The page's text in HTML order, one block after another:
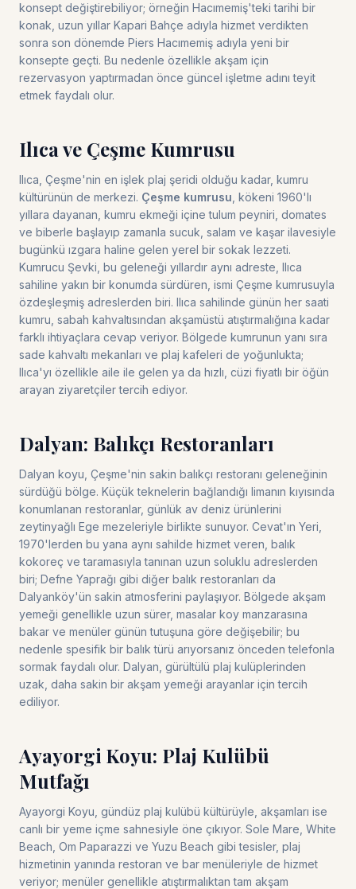
konsept değiştirebiliyor; örneğin Hacımemiş'teki tarihi bir
konak, uzun yıllar Kapari Bahçe adıyla hizmet verdikten
sonra son dönemde Piers Hacımemiş adıyla yeni bir
konsepte geçti. Bu nedenle özellikle akşam için
rezervasyon yaptırmadan önce güncel işletme adını teyit
etmek faydalı olur.
Ilıca ve Çeşme Kumrusu
Ilıca, Çeşme'nin en işlek plaj şeridi olduğu kadar, kumru
kültürünün de merkezi. Çeşme kumrusu , kökeni 1960'lı
yıllara dayanan, kumru ekmeği içine tulum peyniri, domates
ve biberle başlayıp zamanla sucuk, salam ve kaşar ilavesiyle
bugünkü ızgara haline gelen yerel bir sokak lezzeti.
Kumrucu Şevki, bu geleneği yıllardır aynı adreste, Ilıca
sahiline yakın bir konumda sürdüren, ismi Çeşme kumrusuyla
özdeşleşmiş adreslerden biri. Ilıca sahilinde günün her saati
kumru, sabah kahvaltısından akşamüstü atıştırmalığına kadar
farklı ihtiyaçlara cevap veriyor. Bölgede kumrunun yanı sıra
sade kahvaltı mekanları ve plaj kafeleri de yoğunlukta;
Ilıca'yı özellikle aile ile gelen ya da hızlı, cüzi fiyatlı bir öğün
arayan ziyaretçiler tercih ediyor.
Dalyan: Balıkçı Restoranları
Dalyan koyu, Çeşme'nin sakin balıkçı restoranı geleneğinin
sürdüğü bölge. Küçük teknelerin bağlandığı limanın kıyısında
konumlanan restoranlar, günlük av deniz ürünlerini
zeytinyağlı Ege mezeleriyle birlikte sunuyor. Cevat'ın Yeri,
1970'lerden bu yana aynı sahilde hizmet veren, balık
kokoreç ve taramasıyla tanınan uzun soluklu adreslerden
biri; Defne Yaprağı gibi diğer balık restoranları da
Dalyanköy'ün sakin atmosferini paylaşıyor. Bölgede akşam
yemeği genellikle uzun sürer, masalar koy manzarasına
bakar ve menüler günün tutuşuna göre değişebilir; bu
nedenle spesifik bir balık türü arıyorsanız önceden telefonla
sormak faydalı olur. Dalyan, gürültülü plaj kulüplerinden
uzak, daha sakin bir akşam yemeği arayanlar için tercih
ediliyor.
Ayayorgi Koyu: Plaj Kulübü
Mutfağı
Ayayorgi Koyu, gündüz plaj kulübü kültürüyle, akşamları ise
canlı bir yeme içme sahnesiyle öne çıkıyor. Sole Mare, White
Beach, Om Paparazzi ve Yuzu Beach gibi tesisler, plaj
hizmetinin yanında restoran ve bar menüleriyle de hizmet
veriyor; menüler genellikle atıştırmalıktan tam akşam